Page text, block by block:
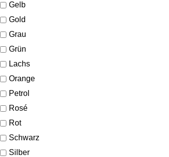
Gelb
Gold
Grau
Grün
Lachs
Orange
Petrol
Rosé
Rot
Schwarz
Silber